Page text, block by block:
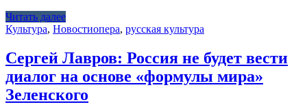
Читать далее
Культура, Новостиопера, русская культура
Сергей Лавров: Россия не будет вести
диалог на основе «формулы мира»
Зеленского